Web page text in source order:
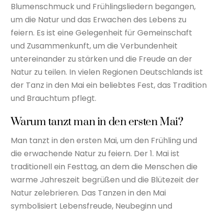
Blumenschmuck und Frühlingsliedern begangen,
um die Natur und das Erwachen des Lebens zu
feiern. Es ist eine Gelegenheit für Gemeinschaft
und Zusammenkunft, um die Verbundenheit
untereinander zu stärken und die Freude an der
Natur zu teilen. In vielen Regionen Deutschlands ist
der Tanz in den Mai ein beliebtes Fest, das Tradition
und Brauchtum pflegt.
Warum tanzt man in den ersten Mai?
Man tanzt in den ersten Mai, um den Frühling und
die erwachende Natur zu feiern. Der 1. Mai ist
traditionell ein Festtag, an dem die Menschen die
warme Jahreszeit begrüßen und die Blütezeit der
Natur zelebrieren. Das Tanzen in den Mai
symbolisiert Lebensfreude, Neubeginn und